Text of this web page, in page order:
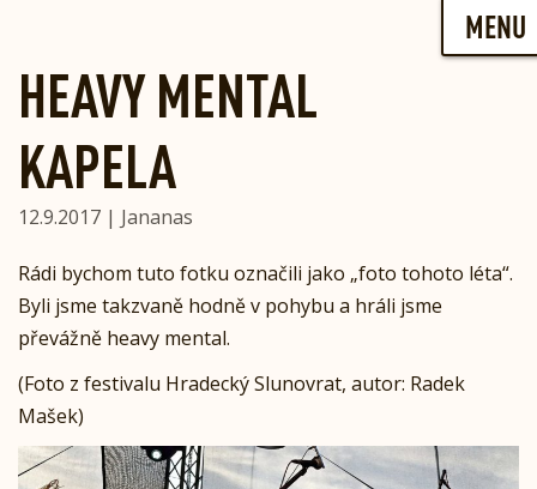
MENU
HEAVY MENTAL
KAPELA
12.9.2017 | Jananas
Rádi bychom tuto fotku označili jako „foto tohoto léta“.
Byli jsme takzvaně hodně v pohybu a hráli jsme
převážně heavy mental.
(Foto z festivalu Hradecký Slunovrat, autor: Radek
Mašek)